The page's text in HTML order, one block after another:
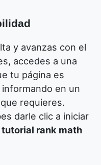
y avanzas con el
accedes a una
tu página es
en un
requieres.
darle clic a iniciar
tutorial rank math